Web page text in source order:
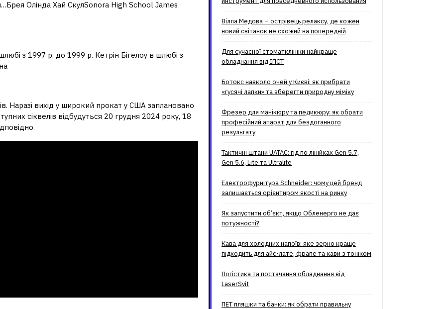
Олінда Хай СкулSonora High School James
з 1997 р. до 1999 р. Кетрін Бігелоу в шлюбі з
Наразі вихід у широкий прокат у США заплановано
сіквелів відбудуться 20 грудня 2024 року, 18
Вілла Медова – острівець релаксу, де кожен
новий світанок не схожий на попередній
Для сучасної стоматклініки найкраще
обладнання від ІПСТ
Ботокс навколо очей у Києві: як прибрати
«гусячі лапки» та зберегти природну міміку
Фрезер для манікюру та педикюру: як обрати
професійний апарат для бездоганного
результату
Тактичні штани UATAC: гід по лінійках Gen 5.7,
Gen 5.6, Lite та Ultralite
Електрофурнітура Schneider: чому цей бренд
залишається орієнтиром якості на ринку
Як запустити об’єкт, якщо Обленерго не дає
потужності?
Кава для холодних напоїв: яке зерно краще
підходить для айс-лате, фрапе та кави з тоніком
Логістика та постачання обладнання від
LaserSvit
ПЕТ пляшки та банки: як обрати правильну